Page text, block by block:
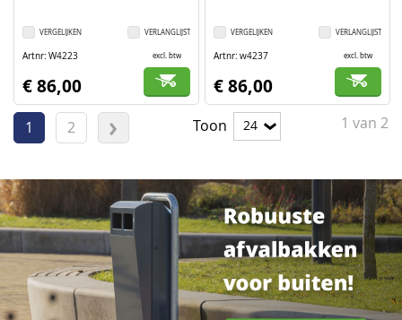
VERLANGLIJST
VERGELIJKEN
Artnr W4223 excl. btw
€ 86,00
VERLANGLIJST
VERGELIJKEN
Artnr w4237 excl. btw
€ 86,00
Pagina
U
momenteel
pagina
1 Pagina
2 1 van 2
Toon